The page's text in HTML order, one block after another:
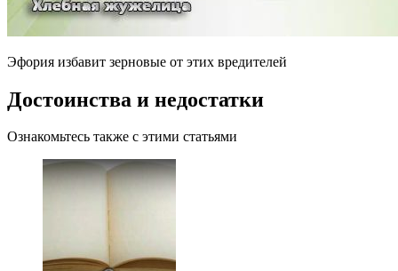
Эфория избавит зерновые от этих вредителей
Достоинства и недостатки
Ознакомьтесь также с этими статьями